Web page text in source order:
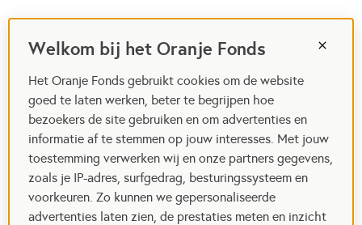
Welkom bij het Oranje Fonds
Het Oranje Fonds gebruikt cookies om de website
goed te laten werken, beter te begrijpen hoe
bezoekers de site gebruiken en om advertenties en
informatie af te stemmen op jouw interesses. Met jouw
toestemming verwerken wij en onze partners gegevens,
zoals je IP-adres, surfgedrag, besturingssysteem en
voorkeuren. Zo kunnen we gepersonaliseerde
advertenties laten zien, de prestaties meten en inzicht